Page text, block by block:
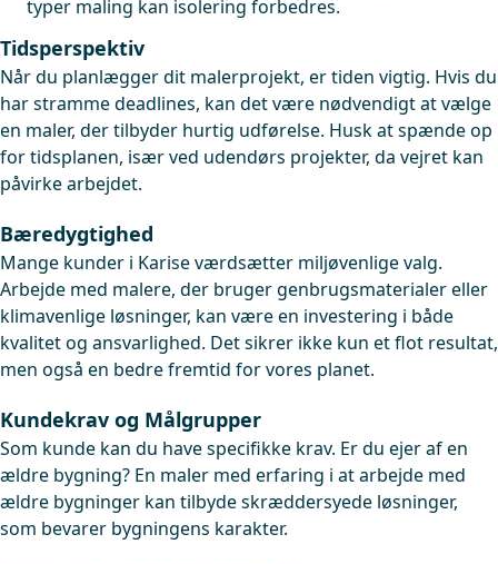
typer maling kan isolering forbedres.
Tidsperspektiv
Når du planlægger dit malerprojekt, er tiden vigtig. Hvis du
har stramme deadlines, kan det være nødvendigt at vælge
en maler, der tilbyder hurtig udførelse. Husk at spænde op
for tidsplanen, især ved udendørs projekter, da vejret kan
påvirke arbejdet.
Bæredygtighed
Mange kunder i Karise værdsætter miljøvenlige valg.
Arbejde med malere, der bruger genbrugsmaterialer eller
klimavenlige løsninger, kan være en investering i både
kvalitet og ansvarlighed. Det sikrer ikke kun et flot resultat,
men også en bedre fremtid for vores planet.
Kundekrav og Målgrupper
Som kunde kan du have specifikke krav. Er du ejer af en
ældre bygning? En maler med erfaring i at arbejde med
ældre bygninger kan tilbyde skræddersyede løsninger,
som bevarer bygningens karakter.